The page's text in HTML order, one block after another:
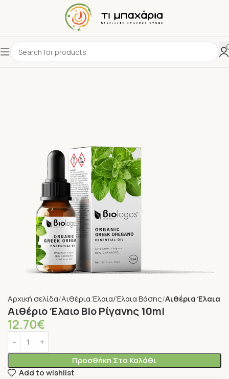
Αρχική σελίδα Αιθέρια Έλαια/Έλαια Βάσης Αιθέρια Έλαια
Αιθέριο Έλαιο Bio Ρίγανης 10ml
12.70€
Προσθήκη Στο Καλάθι
Add to wishlist